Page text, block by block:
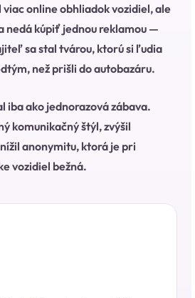
viac online obhliadok vozidiel, ale
nedá kúpiť jednou reklamou —
sa stal tvárou, ktorú si ľudia
než prišli do autobazáru.
iba ako jednorazová zábava.
komunikačný štýl, zvýšil
anonymitu, ktorá je pri
vozidiel bežná.